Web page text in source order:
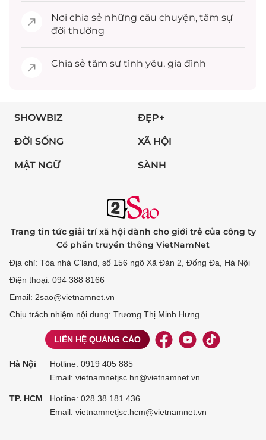
Nơi chia sẻ những câu chuyện, tâm sự
đời thường
Chia sẻ tâm sự tình yêu, gia đình
SHOWBIZ ĐẸP+
ĐỜI SỐNG XÃ HỘI
MẬT NGỮ SÀNH
Trang tin tức giải trí xã hội dành cho giới trẻ của công ty
Cổ phần truyền thông VietNamNet
Địa chỉ: Tòa nhà C’land, số 156 ngõ Xã Đàn 2, Đống Đa, Hà Nội
Điện thoại: 094 388 8166
Email: 2sao@vietnamnet.vn
Chịu trách nhiệm nội dung: Trương Thị Minh Hưng
LIÊN HỆ QUẢNG CÁO
Hà Nội Hotline: 0919 405 885
Email: vietnamnetjsc.hn@vietnamnet.vn
TP. HCM Hotline: 028 38 181 436
Email: vietnamnetjsc.hcm@vietnamnet.vn